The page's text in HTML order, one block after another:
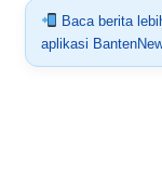
Baca berita
aplikasi